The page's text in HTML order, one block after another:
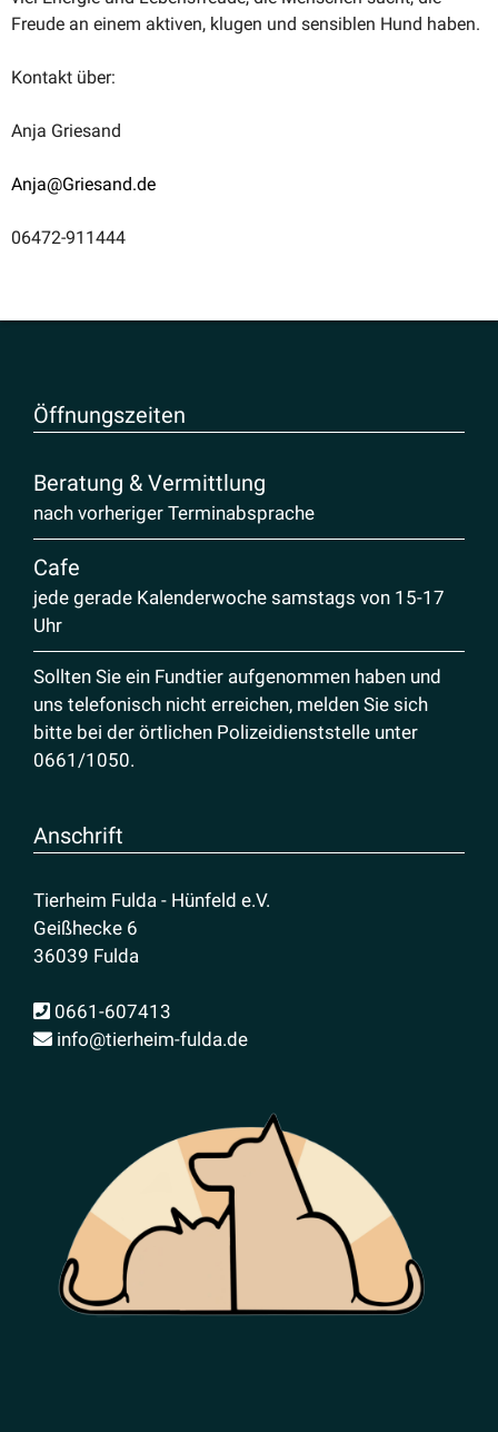
Freude an einem aktiven, klugen und sensiblen Hund haben.
Kontakt über:
Anja Griesand
Anja@Griesand.de
06472-911444
Öffnungs­zeiten
Beratung & Vermittlung
nach vorheriger Terminabsprache
Cafe
jede gerade Kalenderwoche samstags von 15-17
Uhr
Sollten Sie ein Fundtier aufgenommen haben und
uns telefonisch nicht erreichen, melden Sie sich
bitte bei der örtlichen Polizeidienststelle unter
0661/1050.
Anschrift
Tierheim Fulda - Hünfeld e.V.
Geißhecke 6
36039 Fulda
0661-607413
info@tierheim-fulda.de